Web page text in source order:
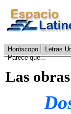
Horóscopo Letras
Parece que...
Las